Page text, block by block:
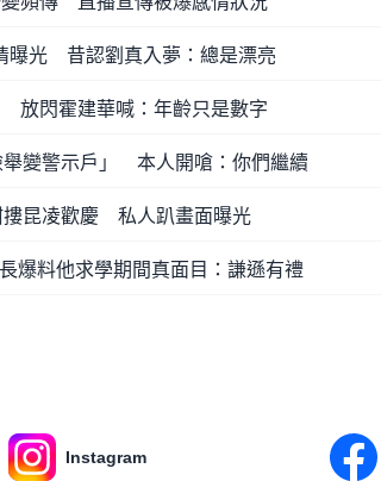
曝光 昔認劉真入夢：總是漂亮
放閃霍建華喊：年齡只是數字
變警示戶」 本人開嗆：你們繼續
摟昆凌歡慶 私人趴畫面曝光
爆料他求學期間真面目：謙遜有禮
Instagram